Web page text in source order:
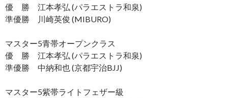
優 勝 江本孝弘 (パラエストラ和泉)
準優勝 川崎英俊 (MIBURO)
マスター5青帯オープンクラス
優 勝 江本孝弘 (パラエストラ和泉)
準優勝 中納和也 (京都宇治BJJ)
マスター5紫帯ライトフェザー級